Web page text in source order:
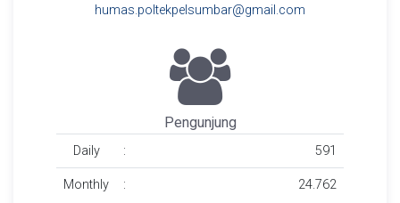
humas.poltekpelsumbar@gmail.com
Pengunjung
Daily : 591
Monthly : 24.762